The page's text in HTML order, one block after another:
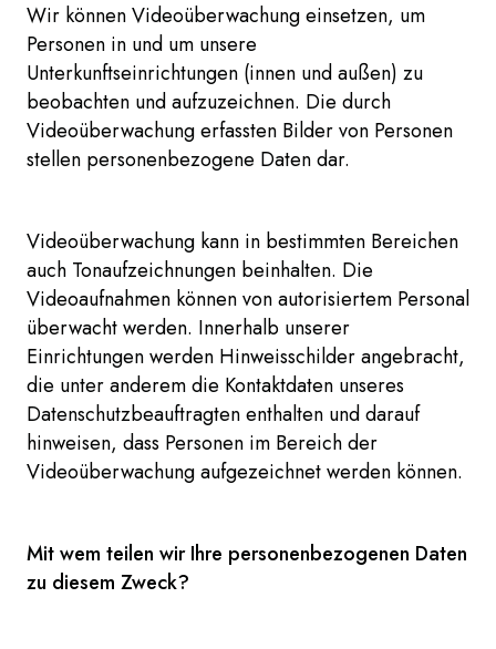
Wir können Videoüberwachung einsetzen, um
Personen in und um unsere
Unterkunftseinrichtungen (innen und außen) zu
beobachten und aufzuzeichnen. Die durch
Videoüberwachung erfassten Bilder von Personen
stellen personenbezogene Daten dar.
Videoüberwachung kann in bestimmten Bereichen
auch Tonaufzeichnungen beinhalten. Die
Videoaufnahmen können von autorisiertem Personal
überwacht werden. Innerhalb unserer
Einrichtungen werden Hinweisschilder angebracht,
die unter anderem die Kontaktdaten unseres
Datenschutzbeauftragten enthalten und darauf
hinweisen, dass Personen im Bereich der
Videoüberwachung aufgezeichnet werden können.
Mit wem teilen wir Ihre personenbezogenen Daten
zu diesem Zweck?